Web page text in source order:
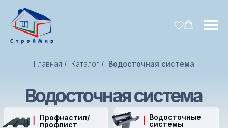
Главная / Каталог / Водосточная система
Водосточная система
панели
профлист
Снегозадержатели